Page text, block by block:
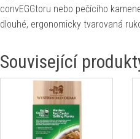
convEGGtoru nebo pečícího
dlouhé, ergonomicky tvarovaná
Související